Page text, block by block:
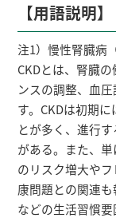
【用語説明】
注1）慢性腎臓病
CKDとは、腎臓
ンスの調整、血
す。CKDは初期
とが多く、進行
がある。また、
のリスク増大や
康問題との関連
などの生活習慣